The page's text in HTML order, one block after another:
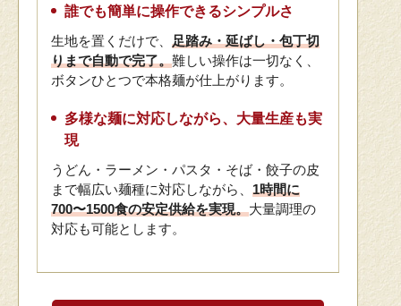
誰でも簡単に操作できるシンプルさ
生地を置くだけで、 足踏み・延ばし・包丁切
りまで自動で完了。難しい操作は一切なく、
ボタンひとつで本格麺が仕上がります。
多様な麺に対応しながら、大量生産も実
現
うどん・ラーメン・パスタ・そば・餃子の皮
まで幅広い麺種に対応しながら、 1時間に
700〜1500食の安定供給を実現。大量調理の
対応も可能とします。